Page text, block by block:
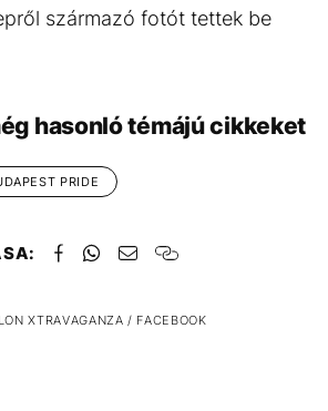
származó fotót tettek be
hasonló témájú cikkeket
PRIDE
XTRAVAGANZA / FACEBOOK